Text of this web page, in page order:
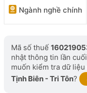
Ngành nghề chính
Mã số thuế
nhật thông tin lần
muốn kiểm tra dữ
Tịnh Biên - Tri Tôn?